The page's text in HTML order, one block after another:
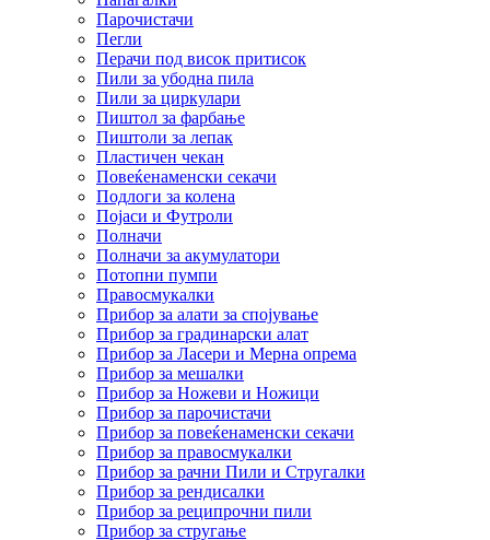
Парочистачи
Пегли
Перачи под висок притисок
Пили за убодна пила
Пили за циркулари
Пиштол за фарбање
Пиштоли за лепак
Пластичен чекан
Повеќенаменски секачи
Подлоги за колена
Појаси и Футроли
Полначи
Полначи за акумулатори
Потопни пумпи
Правосмукалки
Прибор за алати за спојување
Прибор за градинарски алат
Прибор за Ласери и Мерна опрема
Прибор за мешалки
Прибор за Ножеви и Ножици
Прибор за парочистачи
Прибор за повеќенаменски секачи
Прибор за правосмукалки
Прибор за рачни Пили и Стругалки
Прибор за рендисалки
Прибор за реципрочни пили
Прибор за стругање